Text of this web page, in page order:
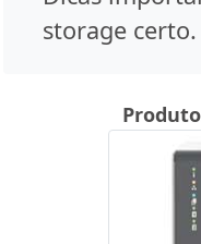
storage certo.